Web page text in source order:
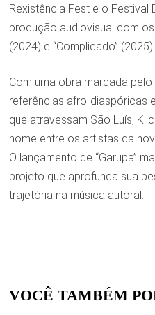
Rexistência Fest e o Festival
produção audiovisual com
(2024) e “Complicado” (2025).
Com uma obra marcada
referências afro-diaspóricas
que atravessam São Luís,
nome entre os artistas da
O lançamento de “Garupa”
projeto que aprofunda sua
trajetória na música autoral.
VOCÊ TAMBÉM